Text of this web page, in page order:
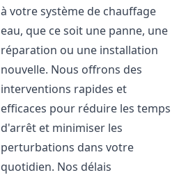
à votre système de chauffage
eau, que ce soit une panne, une
réparation ou une installation
nouvelle. Nous offrons des
interventions rapides et
efficaces pour réduire les temps
d'arrêt et minimiser les
perturbations dans votre
quotidien. Nos délais